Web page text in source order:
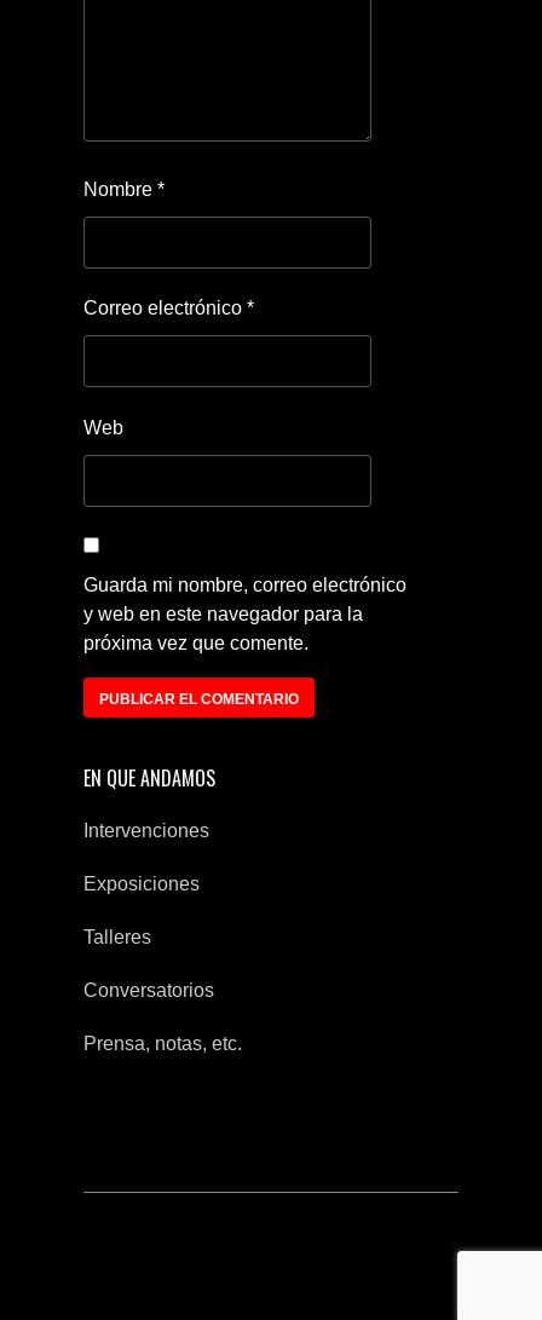
Nombre *
Correo electrónico *
Web
Guarda mi nombre, correo electrónico
y web en este navegador para la
próxima vez que comente.
EN QUE ANDAMOS
Intervenciones
Exposiciones
Talleres
Conversatorios
Prensa, notas, etc.